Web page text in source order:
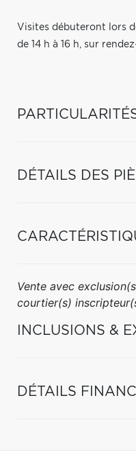
Visites débuteront lors
de 14 h à 16 h, sur
DÉTAILS DES
Vente avec
courtier(s)
INCLUSIONS &
DÉTAILS